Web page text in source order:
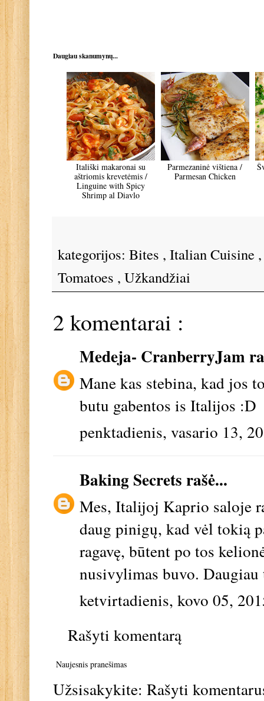
Daugiau skanumynų...
Itališki makaronai su
aštriomis krevetėmis /
Linguine with Spicy
Shrimp al Diavlo
Parmezaninė vištiena /
Parmesan Chicken
kategorijos: Bites , Italian Cuisine
Tomatoes , Užkandžiai
2 komentarai :
Medeja- CranberryJam
Mane kas stebina, kad jos
butu gabentos is Italijos :D
penktadienis, vasario 13,
Baking Secrets rašė...
Mes, Italijoj Kaprio saloje
daug pinigų, kad vėl tokią
ragavę, būtent po tos
nusivylimas buvo.
ketvirtadienis, kovo 05,
Rašyti komentarą
Naujesnis pranešimas
Užsisakykite: Rašyti